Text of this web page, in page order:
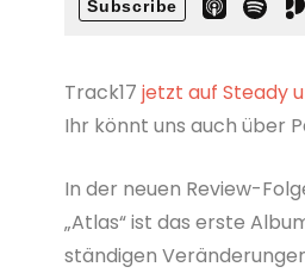
Track17 jetzt auf Steady
Ihr könnt uns auch über
In der neuen Review-
„Atlas“ ist das erste
ständigen